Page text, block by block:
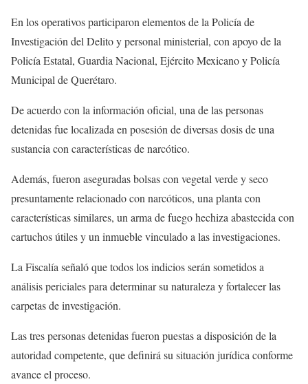
En los operativos participaron elementos de la Policía de
Investigación del Delito y personal ministerial, con apoyo de la
Policía Estatal, Guardia Nacional, Ejército Mexicano y Policía
Municipal de Querétaro.
De acuerdo con la información oficial, una de las personas
detenidas fue localizada en posesión de diversas dosis de una
sustancia con características de narcótico.
Además, fueron aseguradas bolsas con vegetal verde y seco
presuntamente relacionado con narcóticos, una planta con
características similares, un arma de fuego hechiza abastecida con
cartuchos útiles y un inmueble vinculado a las investigaciones.
La Fiscalía señaló que todos los indicios serán sometidos a
análisis periciales para determinar su naturaleza y fortalecer las
carpetas de investigación.
Las tres personas detenidas fueron puestas a disposición de la
autoridad competente, que definirá su situación jurídica conforme
avance el proceso.